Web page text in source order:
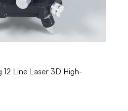
12 Line Laser 3D High-